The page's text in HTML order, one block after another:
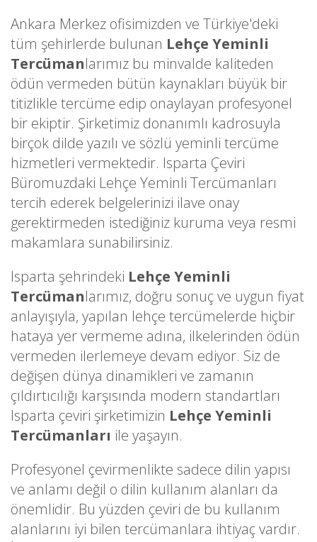
Ankara Merkez ofisimizden ve Türkiye'deki
tüm şehirlerde bulunan Lehçe Yeminli
Tercümanlarımız bu minvalde kaliteden
ödün vermeden bütün kaynakları büyük bir
titizlikle tercüme edip onaylayan profesyonel
bir ekiptir. Şirketimiz donanımlı kadrosuyla
birçok dilde yazılı ve sözlü yeminli tercüme
hizmetleri vermektedir. Isparta Çeviri
Büromuzdaki Lehçe Yeminli Tercümanları
tercih ederek belgelerinizi ilave onay
gerektirmeden istediğiniz kuruma veya resmi
makamlara sunabilirsiniz.
Isparta şehrindeki Lehçe Yeminli
Tercümanlarımız, doğru sonuç ve uygun fiyat
anlayışıyla, yapılan lehçe tercümelerde hiçbir
hataya yer vermeme adına, ilkelerinden ödün
vermeden ilerlemeye devam ediyor. Siz de
değişen dünya dinamikleri ve zamanın
çıldırtıcılığı karşısında modern standartları
Isparta çeviri şirketimizin Lehçe Yeminli
Tercümanları ile yaşayın.
Profesyonel çevirmenlikte sadece dilin yapısı
ve anlamı değil o dilin kullanım alanları da
önemlidir. Bu yüzden çeviri de bu kullanım
alanlarını iyi bilen tercümanlara ihtiyaç vardır.